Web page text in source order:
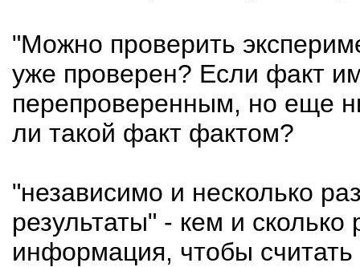
"Можно проверить
уже проверен? Если факт
перепроверенным, но еще
ли такой факт фактом?
"независимо и несколько
результаты" - кем и
информация, чтобы